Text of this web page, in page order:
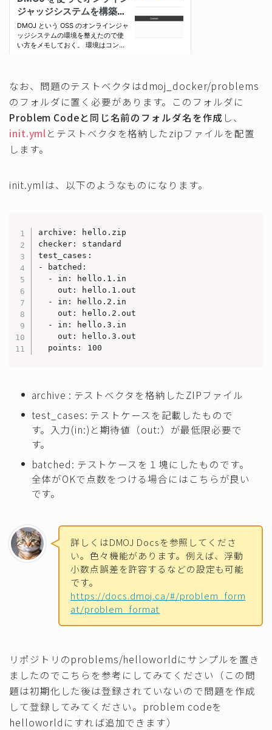
なお、問題のテストベクタはdmoj_docker/problems
のフォルダに置く必要があります。このフォルダに
Problem Codeと同じ名前のフォルダ名を作成 し、
init.ymlとテストベクタを格納したzipファイルを配置
します。
init.ymlは、以下のようなものになります。
archive: hello.zip
checker: standard
test_cases:
- batched:
  - in: hello.1.in
    out: hello.1.out
  - in: hello.2.in
    out: hello.2.out
  - in: hello.3.in
    out: hello.3.out
  points: 100
archive : テストベクタを格納したZIPファイル
test_cases: テストケースを記載したもので
す。入力(in:)と期待値（out:）が最低限必要で
す。
batched: テストケースを１塊にしたものです。
全体がOKで点数をつける場合にはこちらが良い
です。
詳しくはDMOJ Docsを参照してくださ
い。色々機能があります。例えば、浮動
小数点誤差を許容するなどの設定も可能
です。
https://docs.dmoj.ca/#/problem_form
at/problem_format
リポジトリのproblems/helloworldにサンプルを置き
ましたのでこちらを参考にしてみてください（この問
題は初期化した後は登録されていないので問題を作成
して登録してみてください。problem codeを
helloworldにすれば追加できます）